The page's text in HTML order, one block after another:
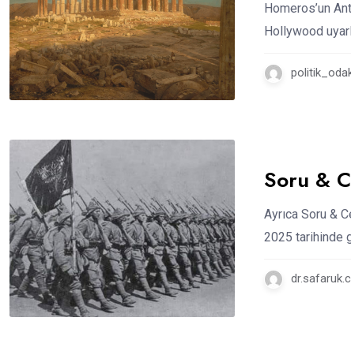
Homeros’un
Hollywood
Soru &
Ayrıca Soru &
2025 tarihinde